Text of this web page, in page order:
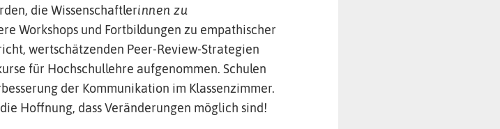
die Wissenschaftlerinnen zu
Workshops und Fortbildungen zu empathischer
wertschätzenden Peer-Review-Strategien
für Hochschullehre aufgenommen. Schulen
der Kommunikation im Klassenzimmer.
Hoffnung, dass Veränderungen möglich sind!